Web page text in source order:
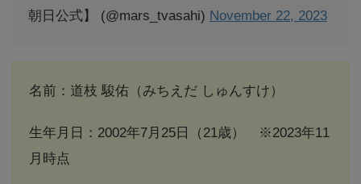
朝日公式】 (@mars_tvasahi) November 22, 2023
名前：道枝 駿佑（みちえだ しゅんすけ）
生年月日：2002年7月25日（21歳） ※2023年11
月時点